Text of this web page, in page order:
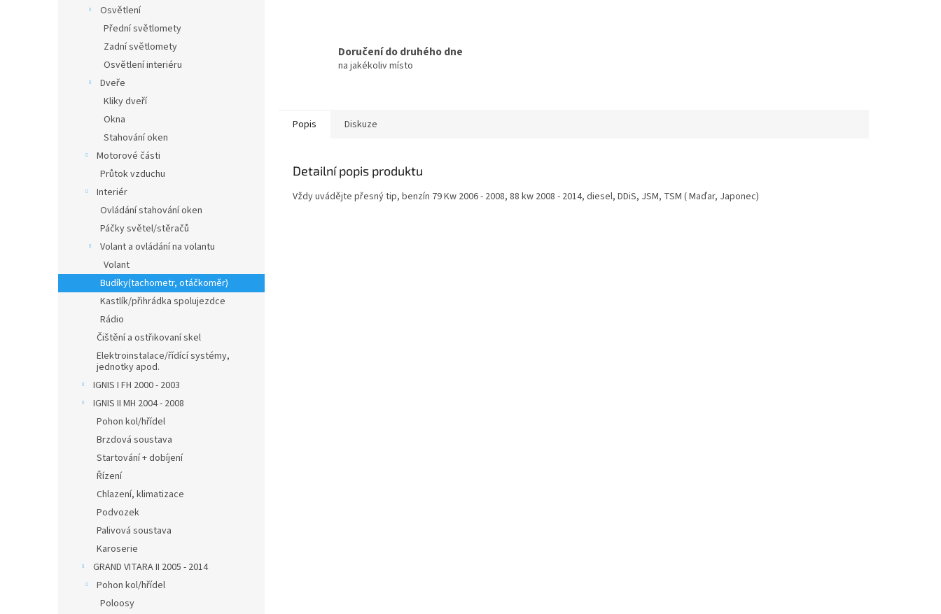
Osvětlení
Přední světlomety
Zadní světlomety
Osvětlení interiéru
Dveře
Kliky dveří
Okna
Stahování oken
Motorové části
Průtok vzduchu
Interiér
Ovládání stahování oken
Páčky světel/stěračů
Volant a ovládání na volantu
Volant
Budíky(tachometr, otáčkoměr)
Kastlík/přihrádka spolujezdce
Rádio
Čištění a ostřikovaní skel
Elektroinstalace/řídící systémy,
jednotky apod.
IGNIS I FH 2000 - 2003
IGNIS II MH 2004 - 2008
Pohon kol/hřídel
Brzdová soustava
Startování + dobíjení
Řízení
Chlazení, klimatizace
Podvozek
Palivová soustava
Karoserie
GRAND VITARA II 2005 - 2014
Pohon kol/hřídel
Poloosy
Doručení do druhého dne
na jakékoliv místo
Popis Diskuze
Detailní popis produktu
Vždy uvádějte přesný tip, benzín 79 Kw 2006 - 2008, 88 kw 2008 - 2014, diesel, DDiS, JSM, TSM ( Maďar, Japonec)